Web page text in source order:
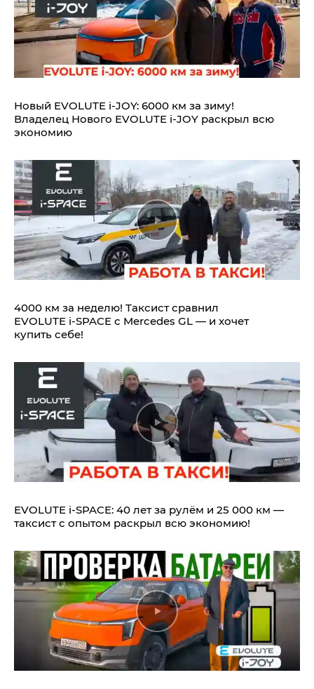
Новый EVOLUTE i‑JOY: 6000 км за зиму!
Владелец Нового EVOLUTE i‑JOY раскрыл всю
экономию
4000 км за неделю! Таксист сравнил
EVOLUTE i‑SPACE с Mercedes GL — и хочет
купить себе!
EVOLUTE i‑SPACE: 40 лет за рулём и 25 000 км —
таксист с опытом раскрыл всю экономию!